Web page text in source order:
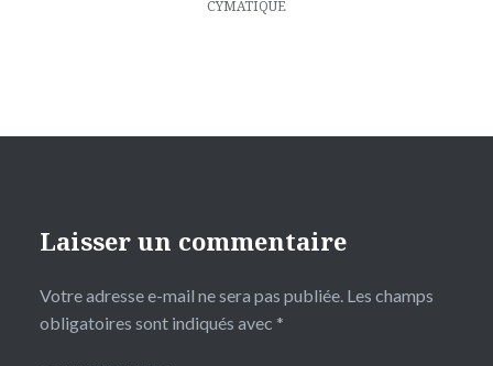
CYMATIQUE
Laisser un commentaire
Votre adresse e-mail ne sera pas publiée. Les champs
obligatoires sont indiqués avec *